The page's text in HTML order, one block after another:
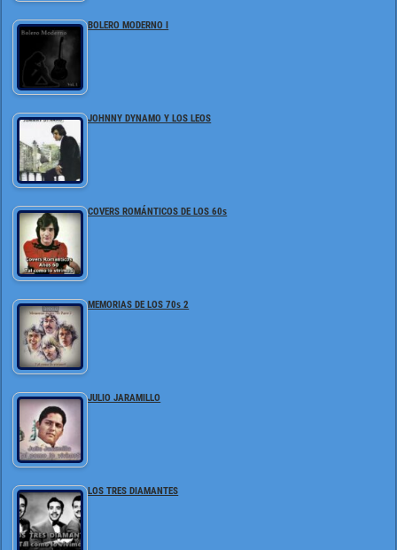
BOLERO MODERNO I
JOHNNY DYNAMO Y LOS LEOS
COVERS ROMÁNTICOS DE LOS 60s
MEMORIAS DE LOS 70s 2
JULIO JARAMILLO
LOS TRES DIAMANTES